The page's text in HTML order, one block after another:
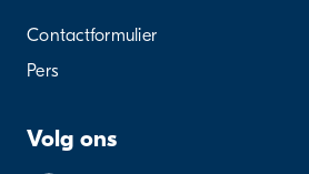
Contactformulier
Pers
Volg ons